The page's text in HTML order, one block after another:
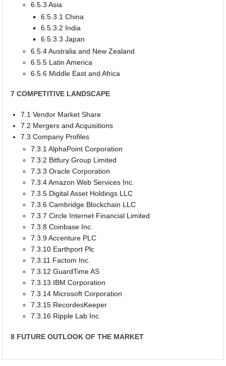
6.5.3 Asia
6.5.3.1 China
6.5.3.2 India
6.5.3.3 Japan
6.5.4 Australia and New Zealand
6.5.5 Latin America
6.5.6 Middle East and Africa
7 COMPETITIVE LANDSCAPE
7.1 Vendor Market Share
7.2 Mergers and Acquisitions
7.3 Company Profiles
7.3.1 AlphaPoint Corporation
7.3.2 Bitfury Group Limited
7.3.3 Oracle Corporation
7.3.4 Amazon Web Services Inc.
7.3.5 Digital Asset Holdings LLC
7.3.6 Cambridge Blockchain LLC
7.3.7 Circle Internet Financial Limited
7.3.8 Coinbase Inc.
7.3.9 Accenture PLC
7.3.10 Earthport Plc
7.3.11 Factom Inc.
7.3.12 GuardTime AS
7.3.13 IBM Corporation
7.3.14 Microsoft Corporation
7.3.15 RecordesKeeper
7.3.16 Ripple Lab Inc.
8 FUTURE OUTLOOK OF THE MARKET